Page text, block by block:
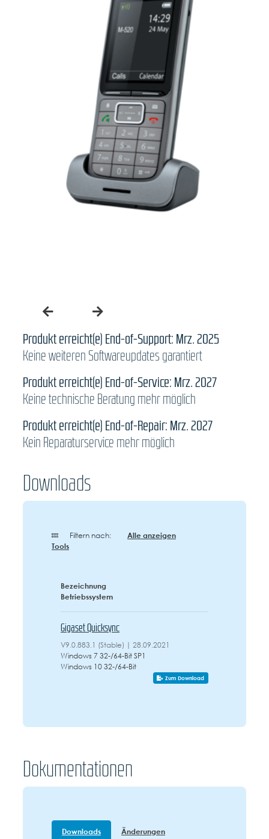
Produkt erreicht(e) End-of-Support: Mrz. 2025
Keine weiteren Softwareupdates garantiert
Produkt erreicht(e) End-of-Service: Mrz. 2027
Keine technische Beratung mehr möglich
Produkt erreicht(e) End-of-Repair: Mrz. 2027
Kein Reparaturservice mehr möglich
Downloads
Filtern nach:
Alle anzeigen
Tools
Bezeichnung
Betriebssystem
Gigaset Quicksync
V9.0.883.1 (Stable) | 28.09.2021
Windows 7 32-/64-Bit SP1
Windows 10 32-/64-Bit
Zum Download
Dokumentationen
Downloads Änderungen